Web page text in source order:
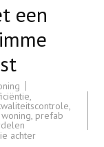
een
,
,
, prefab
achterop